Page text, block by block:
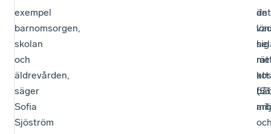
exempel
barnomsorgen,
skolan
och
äldrevården,
säger
Sofia
Sjöström
än
(53
det
sig
att